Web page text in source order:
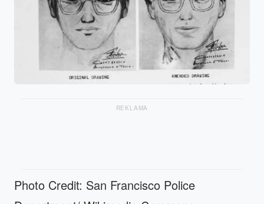
REKLAMA
Photo Credit: San Francisco Police